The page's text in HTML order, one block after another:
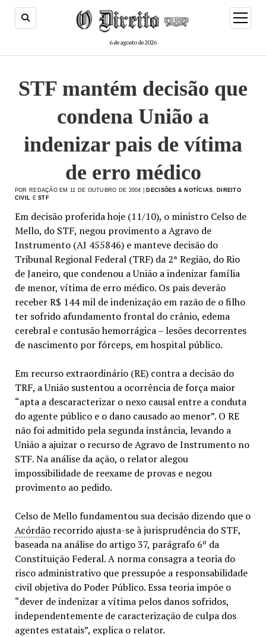
6 de agosto de 2026
menu
de
STF mantém decisão que
condena União a
indenizar pais de vítima
de erro médico
POR REDAÇÃO EM 11 DE OUTUBRO DE 2004 | DECISÕES & NOTÍCIAS
DIREITO
CIVIL
ESTF
Em decisão proferida hoje (11/10), o ministro Celso de
Mello, do STF, negou provimento a Agravo de
Instrumento (AI 455846) e manteve decisão do
Tribunal Regional Federal (TRF) da 2ª Região, do Rio
de Janeiro, que condenou a União a indenizar família
de menor, vítima de erro médico. Os pais deverão
receber R$ 144 mil de indenização em razão de o filho
ter sofrido afundamento frontal do crânio, edema
cerebral e contusão hemorrágica – lesões decorrentes
de nascimento por fórceps, em hospital público.
Em recurso extraordinário (RE) contra a decisão do
TRF, a União sustentou a ocorrência de força maior
“apta a descaracterizar o nexo causal entre a conduta
do agente público e o dano causado ao menor”. O RE
não foi admitido pela segunda instância, levando a
União a ajuizar o recurso de Agravo de Instrumento no
STF. Na análise da ação, o relator alegou
impossibilidade de reexame de provas e negou
provimento ao pedido.
Celso de Mello fundamentou sua decisão dizendo que o
Acórdãorecorrido ajusta-se à jurisprudência do STF,
baseada na análise do artigo 37, parágrafo 6º da
Constituição Federal. A norma consagra a teoria do
risco administrativo que pressupõe a responsabilidade
civil objetiva do Poder Público. Essa teoria impõe o
“dever de indenizar a vítima pelos danos sofridos,
independentemente de caracterização de culpa dos
agentes estatais”, explica o relator.